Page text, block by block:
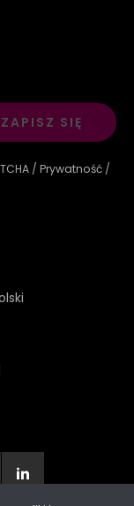
ZAPISZ SIĘ
/ Prywatność /